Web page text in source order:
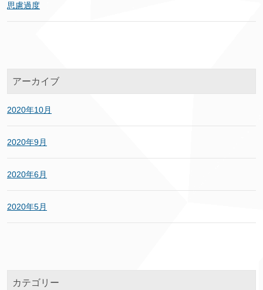
思慮過度
アーカイブ
2020年10月
2020年9月
2020年6月
2020年5月
カテゴリー